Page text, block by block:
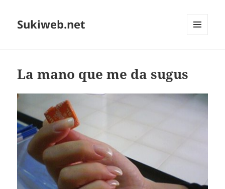
Sukiweb.net
La mano que me da sugus